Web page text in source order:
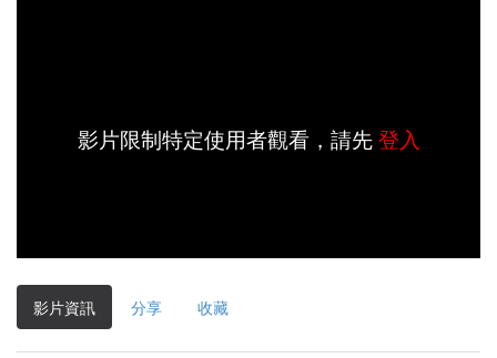
影片限制特定使用者觀看，請先登入
影片資訊 分享 收藏